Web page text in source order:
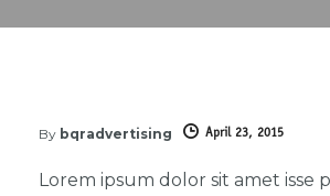
By bqradvertising April 23, 2015
Lorem ipsum dolor sit amet isse